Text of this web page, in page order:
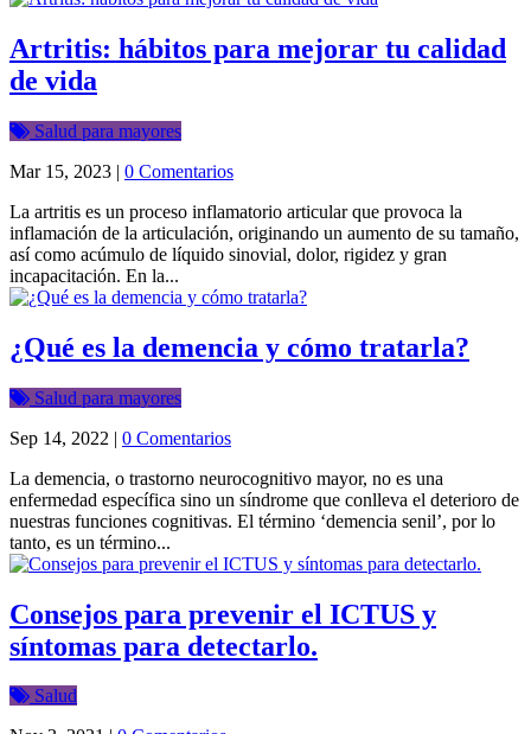
Artritis: hábitos para mejorar tu calidad
de vida
Salud para mayores
Mar 15, 2023 | 0 Comentarios
La artritis es un proceso inflamatorio articular que provoca la
inflamación de la articulación, originando un aumento de su tamaño,
así como acúmulo de líquido sinovial, dolor, rigidez y gran
incapacitación. En la...
¿Qué es la demencia y cómo tratarla?
Salud para mayores
Sep 14, 2022 | 0 Comentarios
La demencia, o trastorno neurocognitivo mayor, no es una
enfermedad específica sino un síndrome que conlleva el deterioro de
nuestras funciones cognitivas. El término ‘demencia senil’, por lo
tanto, es un término...
Consejos para prevenir el ICTUS y
síntomas para detectarlo.
Salud